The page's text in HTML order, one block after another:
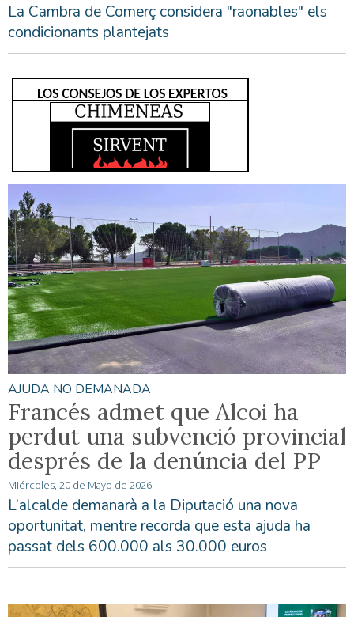
La Cambra de Comerç considera "raonables" els
condicionants plantejats
AJUDA NO DEMANADA
Francés admet que Alcoi ha
perdut una subvenció provincial
després de la denúncia del PP
Miércoles, 20 de Mayo de 2026
L’alcalde demanarà a la Diputació una nova
oportunitat, mentre recorda que esta ajuda ha
passat dels 600.000 als 30.000 euros